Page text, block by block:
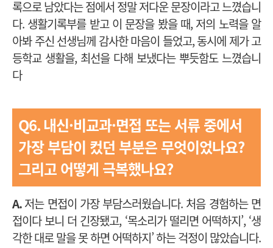
록으로 남았다는 점에서 정말 저다운 문장이라고 느꼈습니
다. 생활기록부를 받고 이 문장을 봤을 때, 저의 노력을 알
아봐 주신 선생님께 감사한 마음이 들었고, 동시에 제가 고
등학교 생활을, 최선을 다해 보냈다는 뿌듯함도 느꼈습니
다
Q6. 내신·비교과·면접 또는 서류 중에서
가장 부담이 컸던 부분은 무엇이었나요?
그리고 어떻게 극복했나요?
A. 저는 면접이 가장 부담스러웠습니다. 처음 경험하는 면
접이다 보니 더 긴장됐고, ‘목소리가 떨리면 어떡하지’, ‘생
각한 대로 말을 못 하면 어떡하지’ 하는 걱정이 많았습니다.